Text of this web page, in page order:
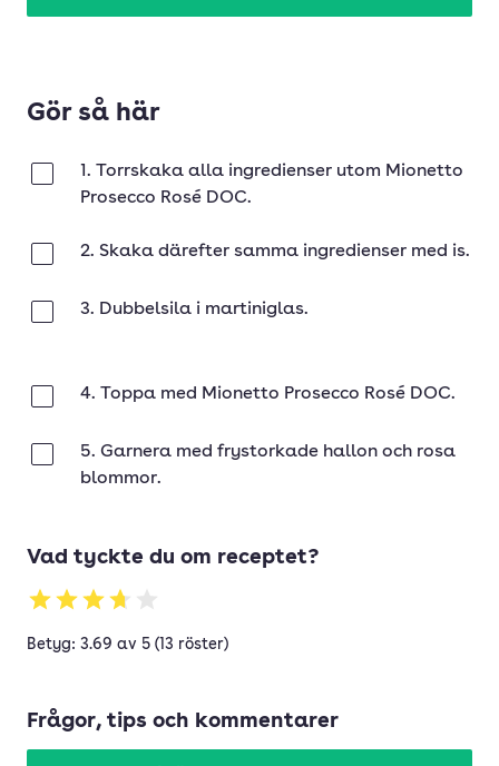
Gör så här
1. Torrskaka alla ingredienser utom Mionetto
Prosecco Rosé DOC.
2. Skaka därefter samma ingredienser med is.
3. Dubbelsila i martiniglas.
4. Toppa med Mionetto Prosecco Rosé DOC.
5. Garnera med frystorkade hallon och rosa
blommor.
Vad tyckte du om receptet?
Betyg: 3.69 av 5 (13 röster)
Frågor, tips och kommentarer